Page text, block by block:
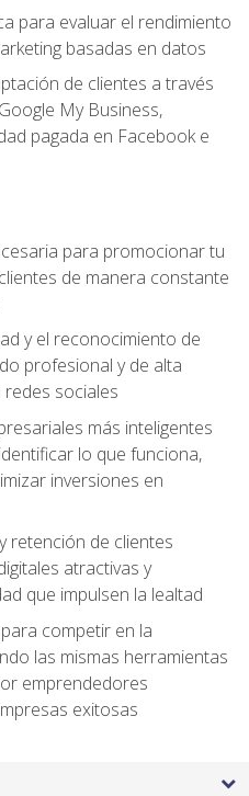
para evaluar el rendimiento
basadas en datos
de clientes a través
My Business,
pagada en Facebook e
para promocionar tu
de manera constante
y el reconocimiento de
profesional y de alta
sociales
más inteligentes
lo que funciona,
inversiones en
retención de clientes
atractivas y
que impulsen la lealtad
competir en la
las mismas herramientas
emprendedores
exitosas